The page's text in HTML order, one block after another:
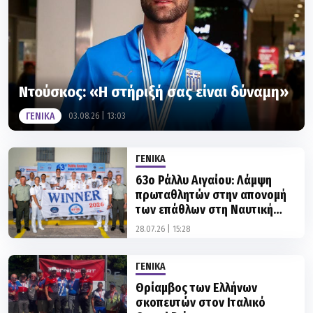
Ντούσκος: «Η στήριξή σας είναι δύναμη»
ΓΕΝΙΚΑ 03.08.26 | 13:03
ΓΕΝΙΚΑ
πρωταθλητών στην απονομή
των επάθλων στη Ναυτική
Διοίκηση Αιγαίου
28.07.26 | 15:28
σκοπευτών στον Ιταλικό
Grand Prix
20.07.26 | 00:30